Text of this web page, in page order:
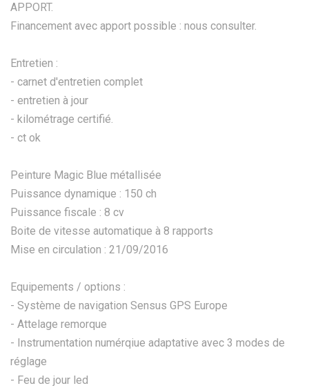
APPORT.
Financement avec apport possible : nous consulter.
Entretien :
- carnet d'entretien complet
- entretien à jour
- kilométrage certifié.
- ct ok
Peinture Magic Blue métallisée
Puissance dynamique : 150 ch
Puissance fiscale : 8 cv
Boite de vitesse automatique à 8 rapports
Mise en circulation : 21/09/2016
Equipements / options :
- Système de navigation Sensus GPS Europe
- Attelage remorque
- Instrumentation numérqiue adaptative avec 3 modes de
réglage
- Feu de jour led